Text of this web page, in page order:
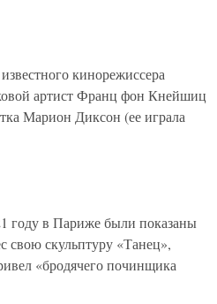
кинорежиссера
артист Франц фон Кнейшиц
Марион Диксон (ее играла
году в Париже были показаны
свою скульптуру «Танец»,
«бродячего починщика